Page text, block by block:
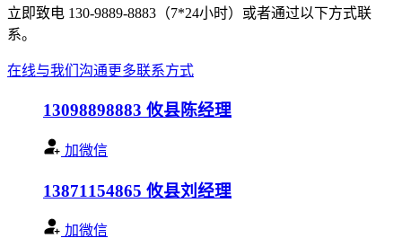
立即致电 130-9889-8883（7*24小时）或者通过以下方式联
系。
在线与我们沟通更多联系方式
13098898883 攸县陈经理
加微信
13871154865 攸县刘经理
加微信